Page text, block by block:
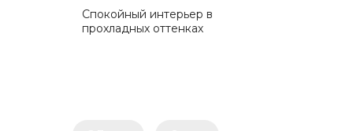
Спокойный интерьер в
прохладных оттенках